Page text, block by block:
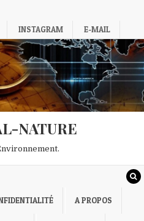
INSTAGRAM E-MAIL
NATURE
A PROPOS